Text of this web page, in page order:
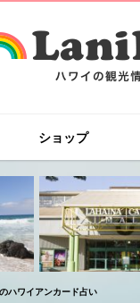
ショップ
ハワイアンカード占い